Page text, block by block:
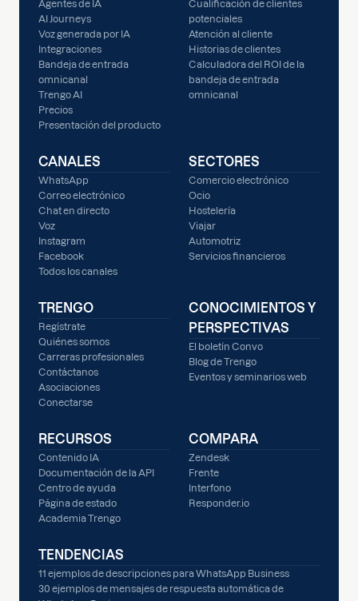
Agentes de IA
AI Journeys
Voz generada por IA
Integraciones
Bandeja de entrada
omnicanal
Trengo AI
Precios
Presentación del producto
Cualificación de clientes
potenciales
Atención al cliente
Historias de clientes
Calculadora del ROI de la
bandeja de entrada
omnicanal
CANALES
WhatsApp
Correo electrónico
Chat en directo
Voz
Instagram
Facebook
Todos los canales
SECTORES
Comercio electrónico
Ocio
Hostelería
Viajar
Automotriz
Servicios financieros
TRENGO
Regístrate
Quiénes somos
Carreras profesionales
Contáctanos
Asociaciones
Conectarse
CONOCIMIENTOS Y
PERSPECTIVAS
El boletín Convo
Blog de Trengo
Eventos y seminarios web
RECURSOS
Contenido IA
Documentación de la API
Centro de ayuda
Página de estado
Academia Trengo
COMPARA
Zendesk
Frente
Interfono
Responder.io
TENDENCIAS
11 ejemplos de descripciones para WhatsApp Business
30 ejemplos de mensajes de respuesta automática de